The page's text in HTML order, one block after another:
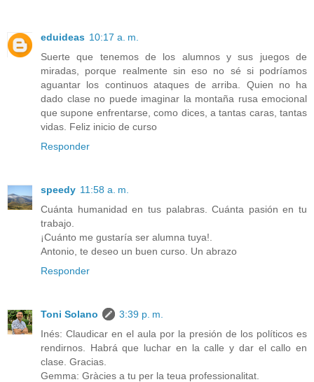
eduideas 10:17 a. m.
Suerte que tenemos de los alumnos y sus juegos de
miradas, porque realmente sin eso no sé si podríamos
aguantar los continuos ataques de arriba. Quien no ha
dado clase no puede imaginar la montaña rusa emocional
que supone enfrentarse, como dices, a tantas caras, tantas
vidas. Feliz inicio de curso
Responder
speedy 11:58 a. m.
Cuánta humanidad en tus palabras. Cuánta pasión en tu
trabajo.
¡Cuánto me gustaría ser alumna tuya!.
Antonio, te deseo un buen curso. Un abrazo
Responder
Toni Solano
3:39 p. m.
Inés: Claudicar en el aula por la presión de los políticos es
rendirnos. Habrá que luchar en la calle y dar el callo en
clase. Gracias.
Gemma: Gràcies a tu per la teua professionalitat.